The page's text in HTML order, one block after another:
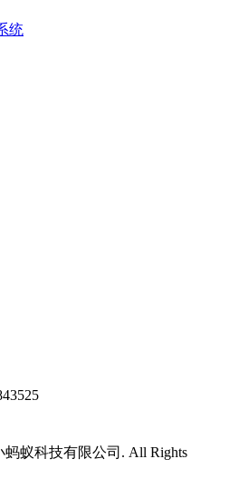
统
蚂蚁科技有限公司. All Rights